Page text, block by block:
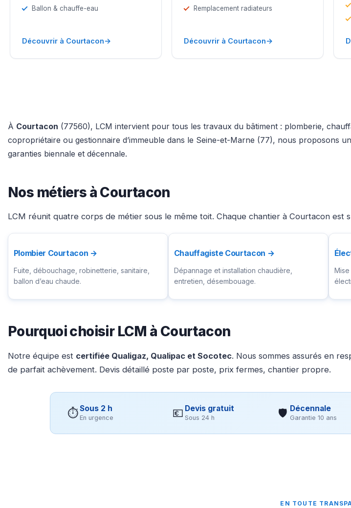
Ballon & chauffe-eau
Découvrir à Courtacon→
Remplacement radiateurs
Découvrir à Courtacon→
À Courtacon (77560), LCM intervient pour tous les travaux du bâtiment : plomberie,
copropriétaire ou gestionnaire d’immeuble dans le Seine-et-Marne (77), nous proposons
garanties biennale et décennale.
Nos métiers à Courtacon
LCM réunit quatre corps de métier sous le même toit. Chaque chantier à Courtacon
Plombier Courtacon →
Fuite, débouchage, robinetterie, sanitaire,
ballon d’eau chaude.
Chauffagiste Courtacon →
Dépannage et installation chaudière,
entretien, désembouage.
Pourquoi choisir LCM à Courtacon
Notre équipe est certifiée Qualigaz, Qualipac et Socotec. Nous sommes assurés en
de parfait achèvement. Devis détaillé poste par poste, prix fermes, chantier propre.
⏱Sous 2 h
En urgence 💶 Devis gratuit
Sous 24 h 🛡 Décennale
Garantie 10 ans
EN TOUTE